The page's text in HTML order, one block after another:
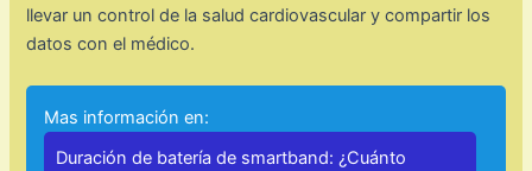
llevar un control de la salud cardiovascular y compartir los
datos con el médico.
Mas información en:
Duración de batería de smartband: ¿Cuánto